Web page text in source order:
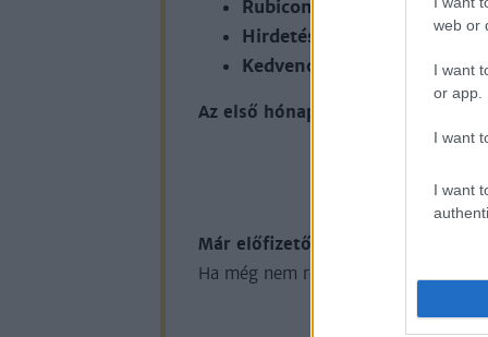
web or
I want
or app.
I want
I want
Rubicon Online rovatok
Hirdetésmentes olvasó
Kedvenc cikkek elmentése,
Az első hónap csak 200 Ft-ba
Már előfizetőnk?
Ha még nem rendelkezik